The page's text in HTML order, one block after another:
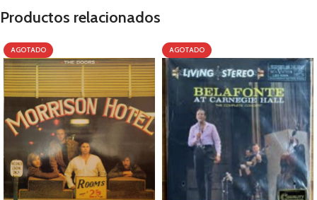
Productos relacionados
AGOTADO AGOTADO